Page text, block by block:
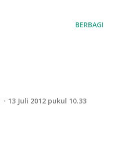
BERBAGI
13 Juli 2012 pukul 10.33